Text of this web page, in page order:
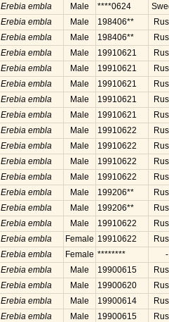
Erebia embla Male ****0624
Erebia embla Male 198406**
Erebia embla Male 198406**
Erebia embla Male 19910621
Erebia embla Male 19910621
Erebia embla Male 19910621
Erebia embla Male 19910621
Erebia embla Male 19910621
Erebia embla Male 19910622
Erebia embla Male 19910622
Erebia embla Male 19910622
Erebia embla Male 19910622
Erebia embla Male 199206**
Erebia embla Male 199206**
Erebia embla Male 19910622
Erebia embla Female 19910622
Erebia embla Female ********
-
Erebia embla Male 19900615
Erebia embla Male 19900620
Erebia embla Male 19900614
Erebia embla Male 19900615